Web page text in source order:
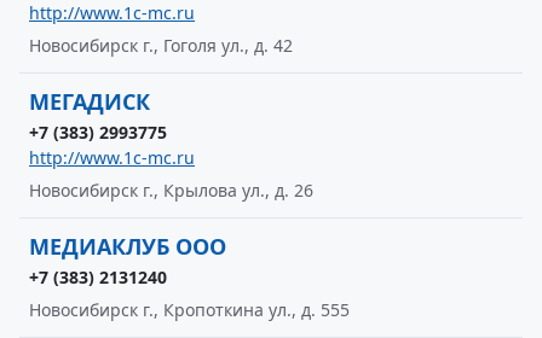
http://www.1c-mc.ru
Новосибирск г., Гоголя ул., д. 42
МЕГАДИСК
+7 (383) 2993775
http://www.1c-mc.ru
Новосибирск г., Крылова ул., д. 26
МЕДИАКЛУБ ООО
+7 (383) 2131240
Новосибирск г., Кропоткина ул., д. 555